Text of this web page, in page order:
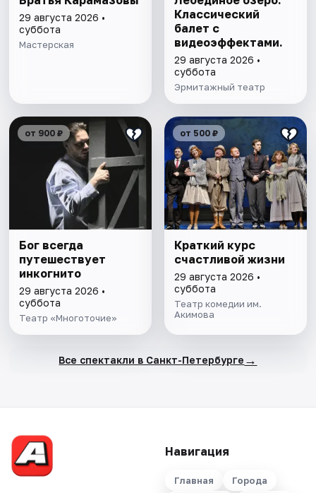
29 августа 2026 •
суббота
Мастерская
Классический
балет с
видеоэффектами.
29 августа 2026 •
суббота
Эрмитажный театр
от 900 ₽
Бог всегда
путешествует
инкогнито
29 августа 2026 •
суббота
Театр «Многоточие»
от 500 ₽
Краткий курс
счастливой жизни
29 августа 2026 •
суббота
Театр комедии им.
Акимова
Все спектакли в Санкт-Петербурге →
Навигация
Главная Города